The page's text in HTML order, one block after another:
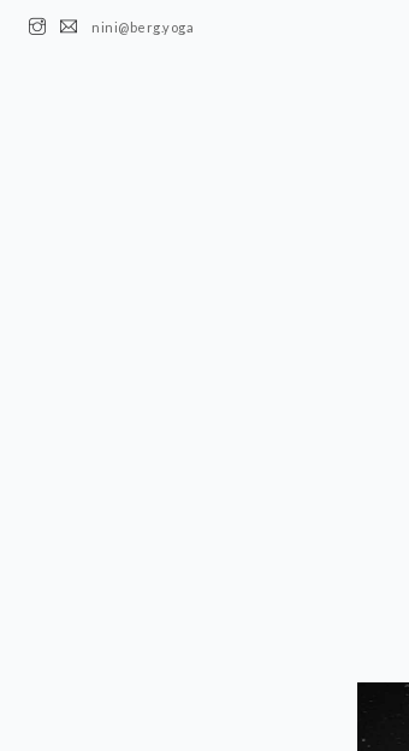
nini@berg.yoga